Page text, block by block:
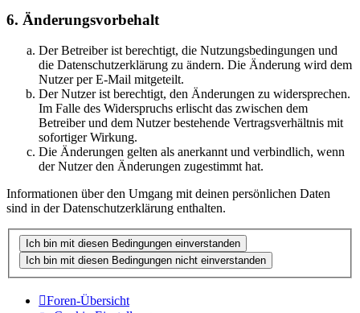
6. Änderungsvorbehalt
Der Betreiber ist berechtigt, die Nutzungsbedingungen und
die Datenschutzerklärung zu ändern. Die Änderung wird dem
Nutzer per E-Mail mitgeteilt.
Der Nutzer ist berechtigt, den Änderungen zu widersprechen.
Im Falle des Widerspruchs erlischt das zwischen dem
Betreiber und dem Nutzer bestehende Vertragsverhältnis mit
sofortiger Wirkung.
Die Änderungen gelten als anerkannt und verbindlich, wenn
der Nutzer den Änderungen zugestimmt hat.
Informationen über den Umgang mit deinen persönlichen Daten
sind in der Datenschutzerklärung enthalten.
Foren-Übersicht